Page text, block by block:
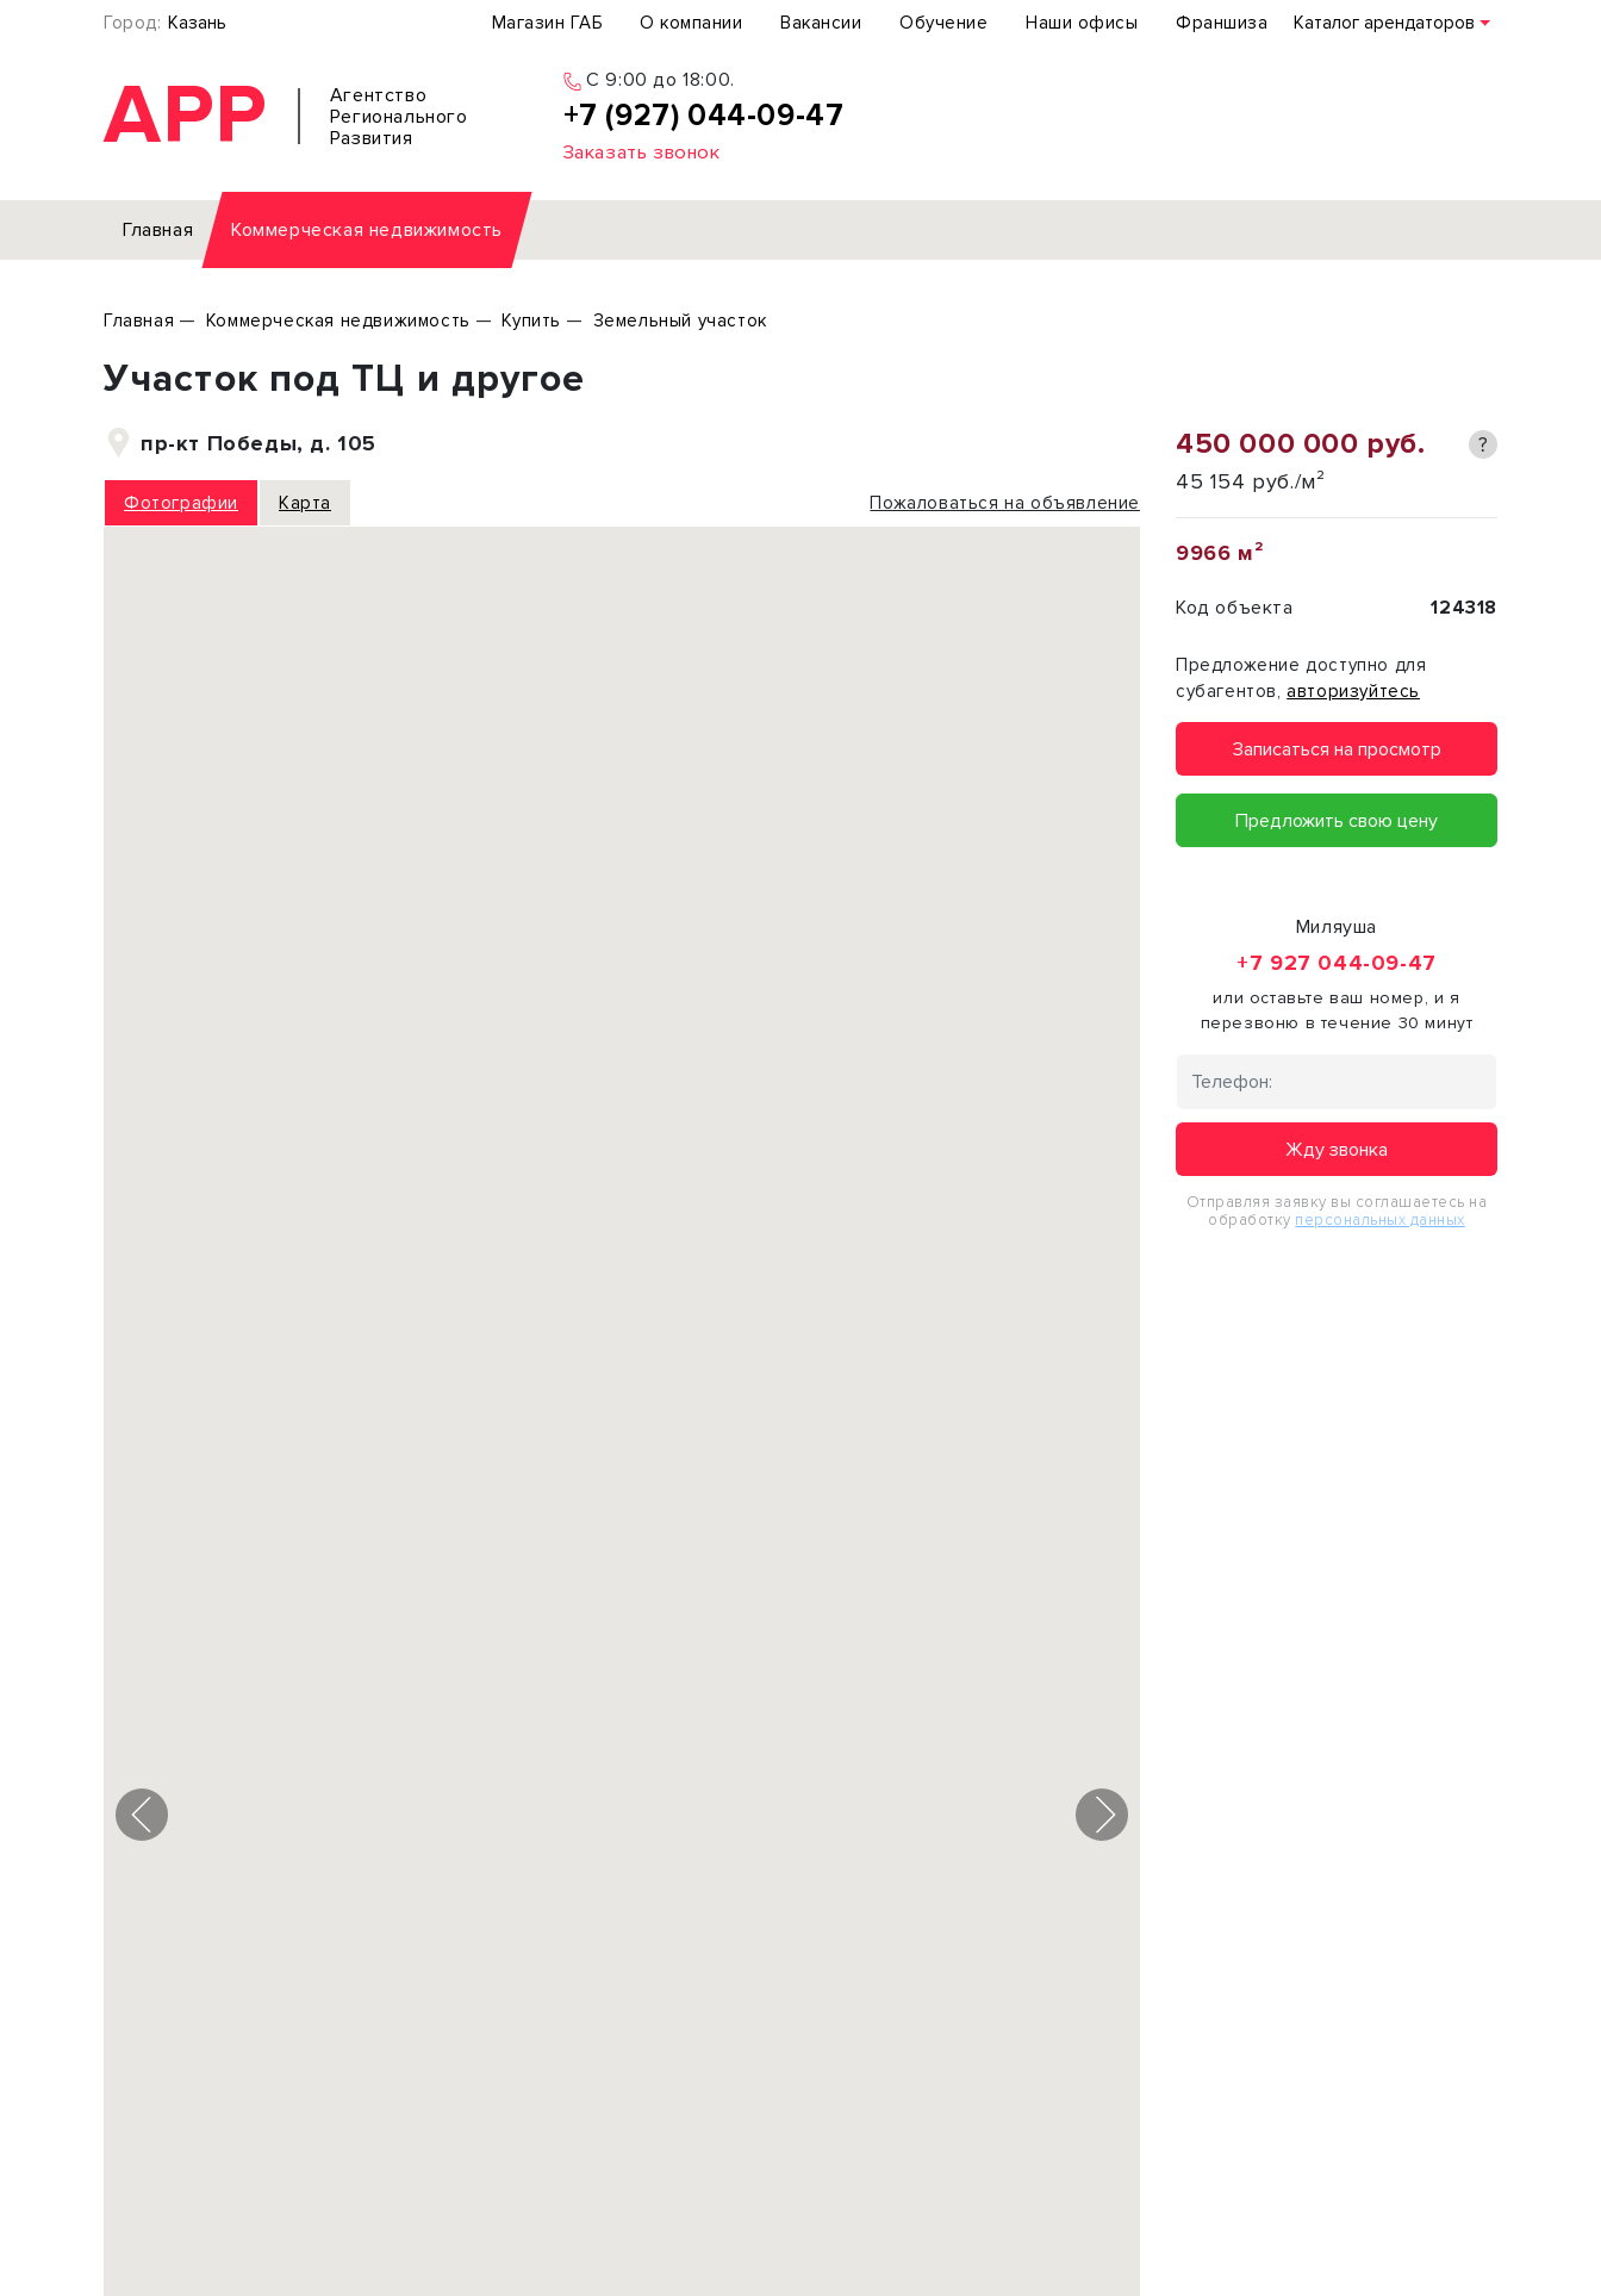
Город: Казань Магазин ГАБ О компании Вакансии Обучение Наши офисы Франшиза Каталог арендаторов
АРР
Агентство
Регионального
Развития
C 9:00 до 18:00.
+7 (927) 044-09-47
Заказать звонок
Главная Коммерческая недвижимость
Торговое помещение
Склад
Производство
Земельный участок
Отдельное здание
Подробнее
Главная Коммерческая недвижимость Купить Земельный участок
Участок под ТЦ и другое
пр-кт Победы, д. 105
Фотографии Карта Пожаловаться на объявление
450 000 000 руб. ?
45 154 руб./м²
9966 м²
Код объекта 124318
Предложение доступно для
субагентов,авторизуйтесь
Записаться на просмотр
Предложить свою цену
Миляуша
+7 927 044-09-47
или оставьте ваш номер, и я
перезвоню в течение 30 минут
Жду звонка
Отправляя заявку вы соглашаетесь на
обработку персональных данных